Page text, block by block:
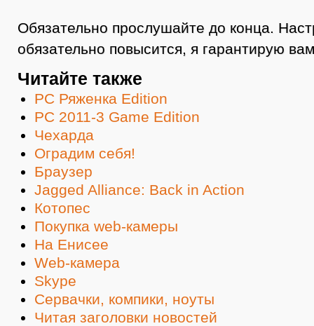
Обязательно прослушайте до конца.
обязательно повысится, я гарантирую
Читайте также
PC Ряженка Edition
PC 2011-3 Game Edition
Чехарда
Оградим себя!
Браузер
Jagged Alliance: Back in Action
Котопес
Покупка web-камеры
На Енисее
Web-камера
Skype
Сервачки, компики, ноуты
Читая заголовки новостей